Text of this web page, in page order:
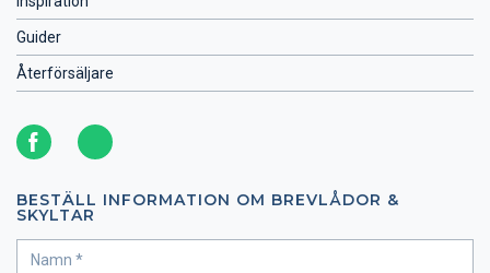
Guider
Återförsäljare
BESTÄLL INFORMATION OM BREVLÅDOR &
SKYLTAR